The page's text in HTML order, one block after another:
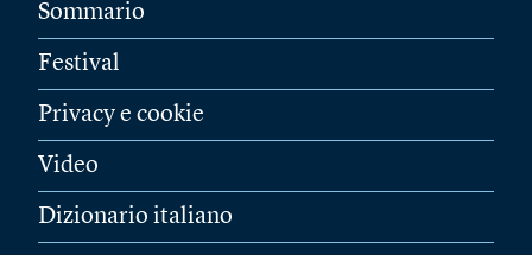
Sommario
Festival
Privacy e cookie
Video
Dizionario italiano